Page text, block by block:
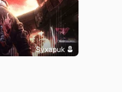
Syxapuk